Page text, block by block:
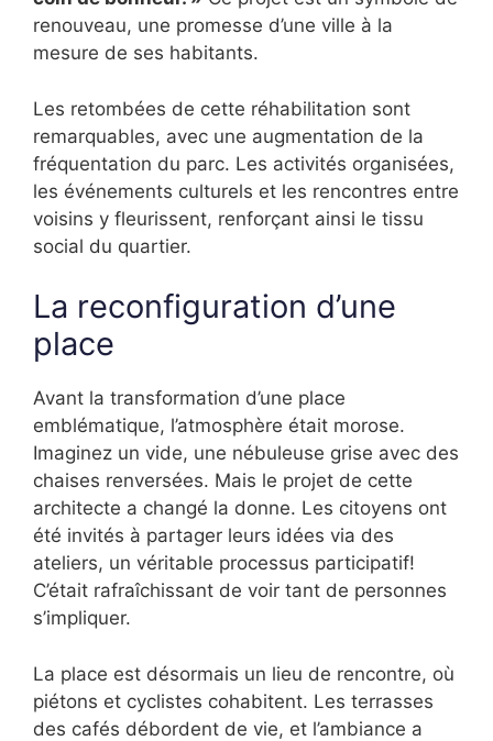
renouveau, une promesse d’une ville à la
mesure de ses habitants.
Les retombées de cette réhabilitation sont
remarquables, avec une augmentation de la
fréquentation du parc. Les activités organisées,
les événements culturels et les rencontres entre
voisins y fleurissent, renforçant ainsi le tissu
social du quartier.
La reconfiguration d’une
place
Avant la transformation d’une place
emblématique, l’atmosphère était morose.
Imaginez un vide, une nébuleuse grise avec des
chaises renversées. Mais le projet de cette
architecte a changé la donne. Les citoyens ont
été invités à partager leurs idées via des
ateliers, un véritable processus participatif!
C’était rafraîchissant de voir tant de personnes
s’impliquer.
La place est désormais un lieu de rencontre, où
piétons et cyclistes cohabitent. Les terrasses
des cafés débordent de vie, et l’ambiance a